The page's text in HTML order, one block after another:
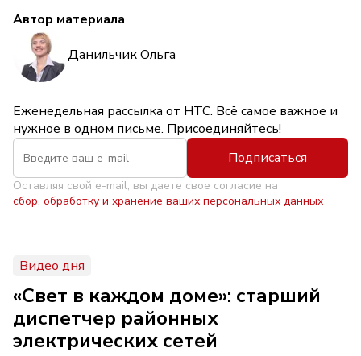
Автор материала
Данильчик Ольга
Еженедельная рассылка от НТС. Всё самое важное и
нужное в одном письме. Присоединяйтесь!
Подписаться
Оставляя свой e-mail, вы даете свое согласие на
сбор, обработку и хранение ваших персональных данных
Видео дня
«Свет в каждом доме»: старший
диспетчер районных
электрических сетей